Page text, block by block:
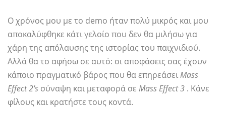
Ο χρόνος μου με το demo ήταν πολύ μικρός και μου
αποκαλύφθηκε κάτι γελοίο που δεν θα μιλήσω για
χάρη της απόλαυσης της ιστορίας του παιχνιδιού.
Αλλά θα το αφήσω σε αυτό: οι αποφάσεις σας έχουν
κάποιο πραγματικό βάρος που θα επηρεάσειMass
Effect 2's σύναψη και μεταφορά σε Mass Effect 3 . Κάνε
φίλους και κρατήστε τους κοντά.